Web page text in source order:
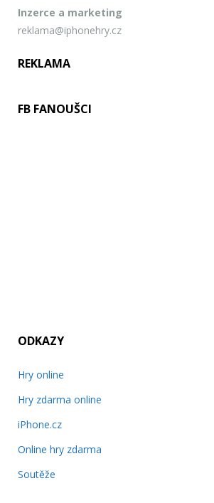
Inzerce a marketing
reklama@iphonehry.cz
REKLAMA
FB FANOUŠCI
ODKAZY
Hry online
Hry zdarma online
iPhone.cz
Online hry zdarma
Soutěže